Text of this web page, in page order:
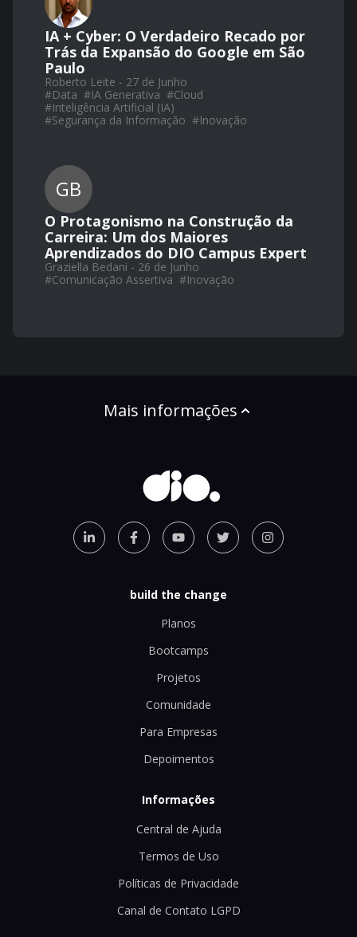
IA + Cyber: O Verdadeiro Recado por
Trás da Expansão do Google em São
Paulo
Roberto Leite - 27 de Junho
#Data #IA Generativa #Cloud
#Inteligência Artificial (IA)
#Segurança da Informação #Inovação
GB
O Protagonismo na Construção da
Carreira: Um dos Maiores
Aprendizados do DIO Campus Expert
Graziella Bedani - 26 de Junho
#Comunicação Assertiva #Inovação
Mais informações
build the change
Planos
Bootcamps
Projetos
Comunidade
Para Empresas
Depoimentos
Informações
Central de Ajuda
Termos de Uso
Políticas de Privacidade
Canal de Contato LGPD